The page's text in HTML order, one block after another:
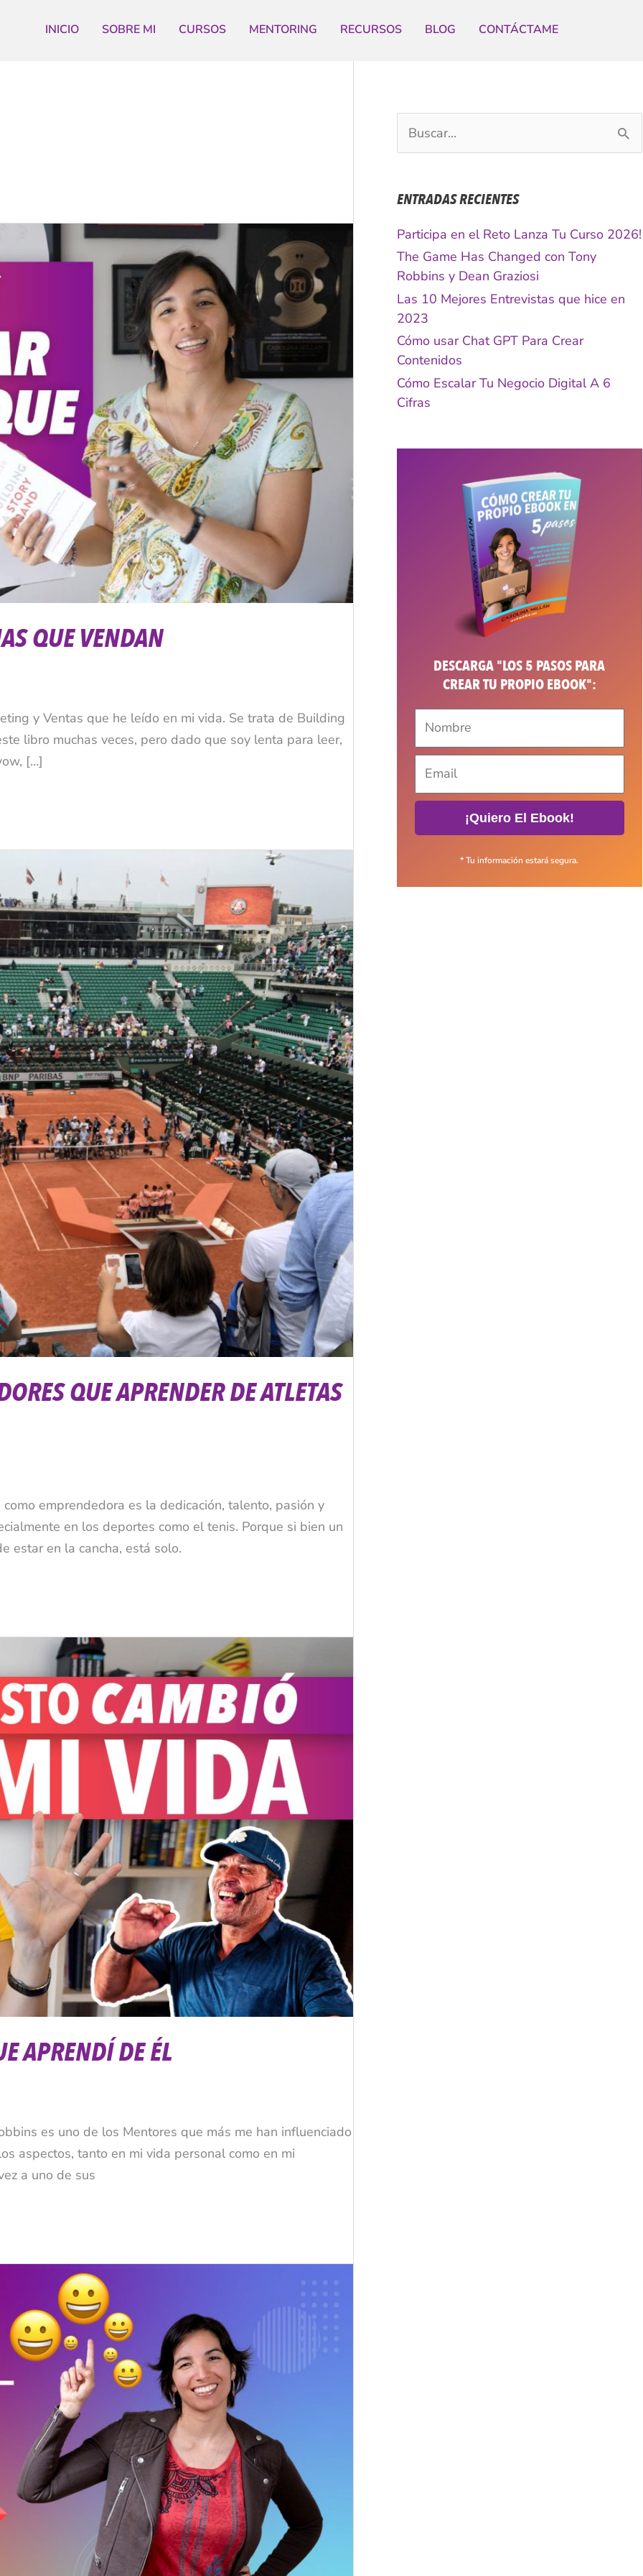
INICIO SOBRE MI CURSOS MENTORING RECURSOS BLOG CONTÁCTAME
QUE VENDAN
y Ventas que he leído en mi vida. Se trata de Building
libro muchas veces, pero dado que soy lenta para leer,
[…]
QUE APRENDER DE ATLETAS
emprendedora es la dedicación, talento, pasión y
en los deportes como el tenis. Porque si bien un
estar en la cancha, está solo.
APRENDÍ DE ÉL
es uno de los Mentores que más me han influenciado
aspectos, tanto en mi vida personal como en mi
a uno de sus
u
c
r
p
o
:
ENTRADAS RECIENTES
Participa en el Reto Lanza Tu Curso 2026!
The Game Has Changed con Tony
Robbins y Dean Graziosi
Las 10 Mejores Entrevistas que hice en
2023
Cómo usar Chat GPT Para Crear
Contenidos
Cómo Escalar Tu Negocio Digital A 6
Cifras
DESCARGA "LOS 5 PASOS PARA
CREAR TU PROPIO EBOOK":
¡Quiero El Ebook!
* Tu información estará segura.